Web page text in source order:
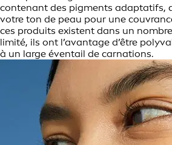
contenant des pigments adaptatifs,
votre ton de peau pour une
ces produits existent dans un
limité, ils ont l’avantage d’être
à un large éventail de carnations.